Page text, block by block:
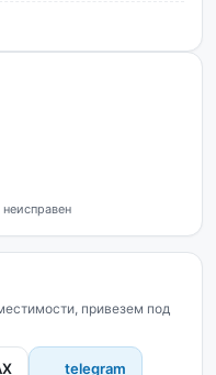
привезем под
telegram